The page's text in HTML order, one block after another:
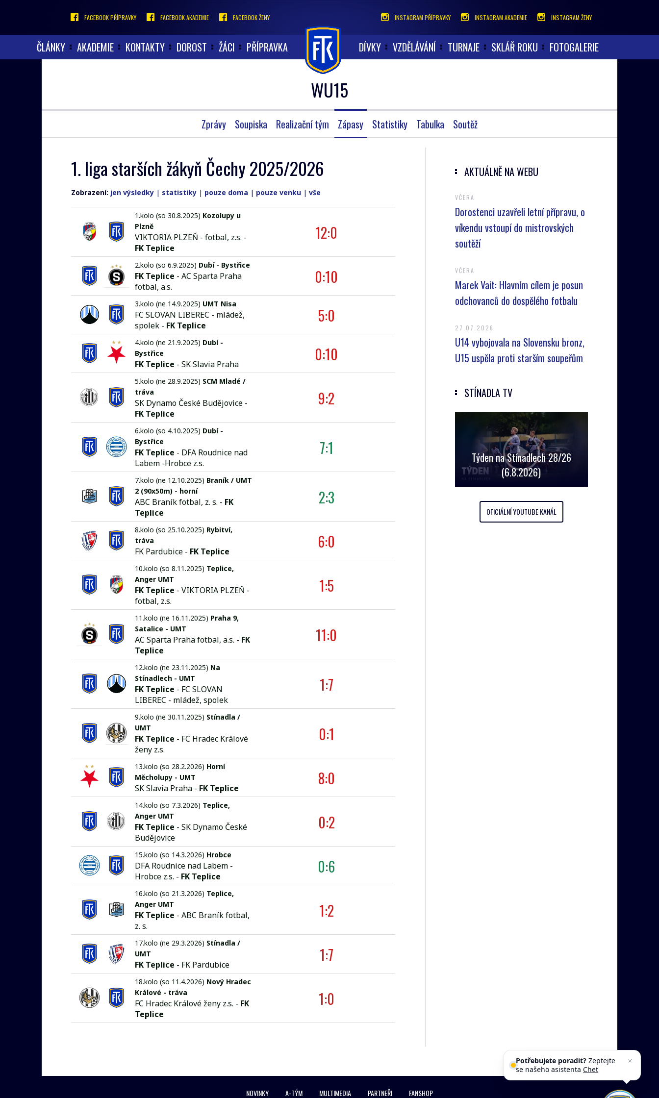
FACEBOOK PŘÍPRAVKY FACEBOOK AKADEMIE FACEBOOK ŽENY INSTAGRAM PŘÍPRAVKY INSTAGRAM AKADEMIE INSTAGRAM ŽENY
ČLÁNKY AKADEMIE KONTAKTY DOROST ŽÁCI PŘÍPRAVKA DÍVKY VZDĚLÁVÁNÍ TURNAJE SKLÁŘ ROKU FOTOGALERIE
WU15
Zprávy Soupiska Realizační tým Zápasy Statistiky Tabulka Soutěž
1. liga starších žákyň Čechy 2025/2026
Zobrazení: jen výsledky | statistiky | pouze doma | pouze venku | vše
1.kolo (so 30.8.2025) Kozolupy u
Plzně
VIKTORIA PLZEŇ - fotbal, z.s. -
FK Teplice
12:0
2.kolo (so 6.9.2025) Dubí - Bystřice
FK Teplice - AC Sparta Praha
fotbal, a.s.
0:10
3.kolo (ne 14.9.2025) UMT Nisa
FC SLOVAN LIBEREC - mládež,
spolek - FK Teplice
5:0
4.kolo (ne 21.9.2025) Dubí -
Bystřice
FK Teplice - SK Slavia Praha
0:10
5.kolo (ne 28.9.2025) SCM Mladé /
tráva
SK Dynamo České Budějovice -
FK Teplice
9:2
6.kolo (so 4.10.2025) Dubí -
Bystřice
FK Teplice - DFA Roudnice nad
Labem -Hrobce z.s.
7:1
7.kolo (ne 12.10.2025) Braník / UMT
2 (90x50m) - horní
ABC Braník fotbal, z. s. - FK
Teplice
2:3
8.kolo (so 25.10.2025) Rybitví,
tráva
FK Pardubice - FK Teplice
6:0
10.kolo (so 8.11.2025) Teplice,
Anger UMT
FK Teplice - VIKTORIA PLZEŇ -
fotbal, z.s.
1:5
11.kolo (ne 16.11.2025) Praha 9,
Satalice - UMT
AC Sparta Praha fotbal, a.s. - FK
Teplice
11:0
12.kolo (ne 23.11.2025) Na
Stínadlech - UMT
FK Teplice - FC SLOVAN
LIBEREC - mládež, spolek
1:7
9.kolo (ne 30.11.2025) Stínadla /
UMT
FK Teplice - FC Hradec Králové
ženy z.s.
0:1
13.kolo (so 28.2.2026) Horní
Měcholupy - UMT
SK Slavia Praha - FK Teplice
8:0
14.kolo (so 7.3.2026) Teplice,
Anger UMT
FK Teplice - SK Dynamo České
Budějovice
0:2
15.kolo (so 14.3.2026) Hrobce
DFA Roudnice nad Labem -
Hrobce z.s. - FK Teplice
0:6
16.kolo (so 21.3.2026) Teplice,
Anger UMT
FK Teplice - ABC Braník fotbal,
z. s.
1:2
17.kolo (ne 29.3.2026) Stínadla /
UMT
FK Teplice - FK Pardubice
1:7
18.kolo (so 11.4.2026) Nový Hradec
Králové - tráva
FC Hradec Králové ženy z.s. - FK
Teplice
1:0
AKTUÁLNĚ NA WEBU
VČERA
Dorostenci uzavřeli letní přípravu, o
víkendu vstoupí do mistrovských
soutěží
VČERA
Marek Vait: Hlavním cílem je posun
odchovanců do dospělého fotbalu
27.07.2026
U14 vybojovala na Slovensku bronz,
U15 uspěla proti starším soupeřům
STÍNADLA TV
Týden na Stínadlech 28/26
(6.8.2026)
OFICIÁLNÍ YOUTUBE KANÁL
NOVINKY A-TÝM MULTIMEDIA PARTNEŘI FANSHOP
Potřebujete poradit? Zeptejte
se našeho asistentaChettyho